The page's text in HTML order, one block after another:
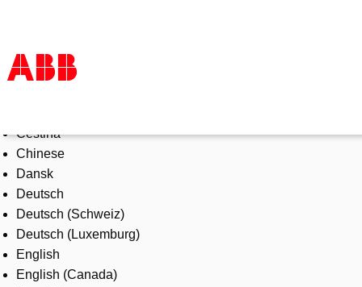
Products & Solutions
Industries
Services
About us
Where to buy
Contact us
Careers
Čeština
Chinese
Dansk
Deutsch
Deutsch (Schweiz)
Deutsch (Luxemburg)
English
English (Canada)